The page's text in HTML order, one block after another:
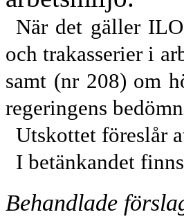
När det gäller
och trakasserier i
samt (nr 208) om
regeringens
Utskottet föreslår
I betänkandet
Behandlade